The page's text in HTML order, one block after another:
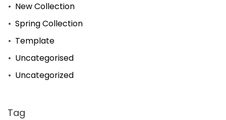
New Collection
Spring Collection
Template
Uncategorised
Uncategorized
Tag